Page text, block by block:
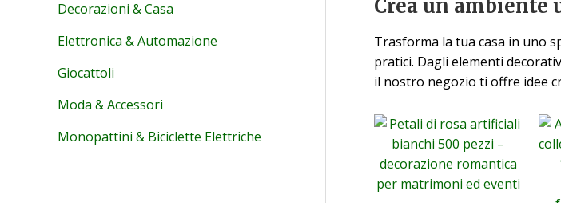
Decorazioni & Casa
Elettronica & Automazione
Giocattoli
Moda & Accessori
Monopattini & Biciclette Elettriche
Crea un ambiente
Trasforma la tua casa in uno
pratici. Dagli elementi
il nostro negozio ti offre idee